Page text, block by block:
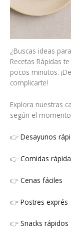
¿Buscas ideas
Recetas Rápidas
pocos minutos.
complicarte!
Explora nuestras
según el
👉 Desayunos
👉 Comidas
👉 Cenas fáciles
👉 Postres exprés
👉 Snacks rápidos